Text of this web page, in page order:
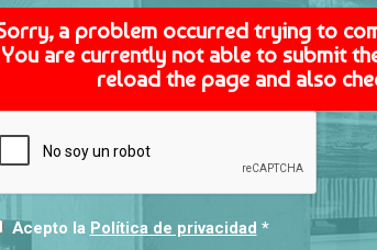
a problem occurred trying to
You are currently not able to submit
reload the page and also
Acepto la Política de privacidad *